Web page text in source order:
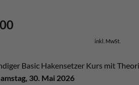
inkl. MwSt.
Basic Hakensetzer Kurs mit
30. Mai 2026